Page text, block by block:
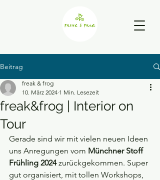
Beitrag
freak&frog | Interior on
Tour
freak & frog
10. März 2024 1 Min. Lesezeit
Gerade sind wir mit vielen neuen Ideen
uns Anregungen vom Münchner Stoff
Frühling 2024 zurückgekommen. Super
gut organisiert, mit tollen Workshops,